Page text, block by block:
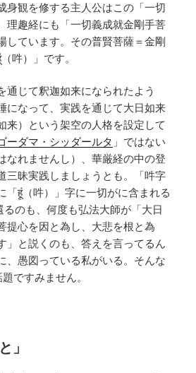
身観を修する主人公はこの「一切
理趣経にも「一切義成就金剛手菩
しています。 その普賢菩薩＝金剛
吽）」です。
通じて釈迦如来になられたよう
になって、実践を通じて大日如来
来）という架空の人格を設定して
ーダマ・シッダールタ 」ではない
なれませんし）、華厳経の中の登
三昧実践しましょうとも。「吽字
「हूं（吽）」字に一切がに含まれる
のも、何度も弘法大師が「大日
提心を因と為し、大悲を根と為
と説くのも、答えを言ってるん
、愚図っている私がいる。そんな
ですみません。
」